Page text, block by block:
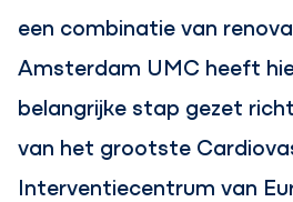
een combinatie van
Amsterdam UMC heeft
belangrijke stap gezet
van het grootste
Interventiecentrum van